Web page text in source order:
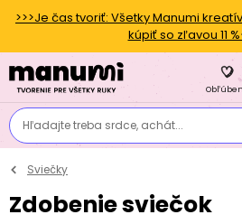
>>>Je čas tvoriť: Všetky Manumi
kúpiť so zľavou 11
Hľadajte treba srdce, achát...
Sviečky
Zdobenie sviečok